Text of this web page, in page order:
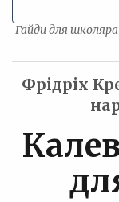
Гайди для
Фрідріх